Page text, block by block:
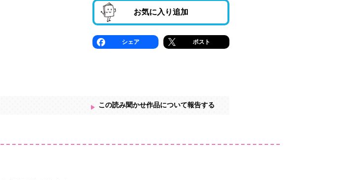
お気に入り追加
シェア ポスト
この読み聞かせ作品について報告する